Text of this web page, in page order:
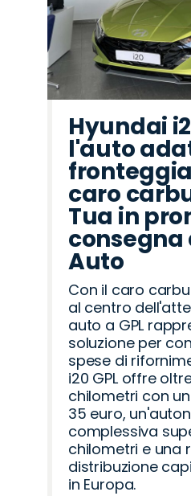
Hyundai
l'auto
caro
Tua in
consegna
Auto
Con il caro
al centro
auto a GPL
soluzione per
spese di
i20 GPL offre
chilometri con
35 euro,
complessiva
chilometri e una
distribuzione
in Europa.